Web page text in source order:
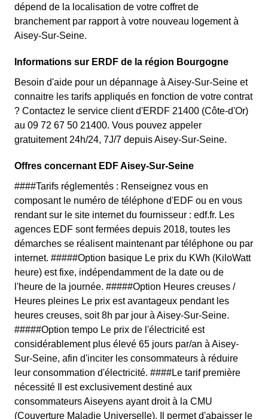
dépend de la localisation de votre coffret de
branchement par rapport à votre nouveau logement à
Aisey-Sur-Seine.
Informations sur ERDF de la région Bourgogne
Besoin d'aide pour un dépannage à Aisey-Sur-Seine et
connaitre les tarifs appliqués en fonction de votre contrat
? Contactez le service client d'ERDF 21400 (Côte-d'Or)
au 09 72 67 50 21400. Vous pouvez appeler
gratuitement 24h/24, 7J/7 depuis Aisey-Sur-Seine.
Offres concernant EDF Aisey-Sur-Seine
####Tarifs réglementés : Renseignez vous en
composant le numéro de téléphone d'EDF ou en vous
rendant sur le site internet du fournisseur : edf.fr. Les
agences EDF sont fermées depuis 2018, toutes les
démarches se réalisent maintenant par téléphone ou par
internet. #####Option basique Le prix du KWh (KiloWatt
heure) est fixe, indépendamment de la date ou de
l'heure de la journée. #####Option Heures creuses /
Heures pleines Le prix est avantageux pendant les
heures creuses, soit 8h par jour à Aisey-Sur-Seine.
#####Option tempo Le prix de l'électricité est
considérablement plus élevé 65 jours par/an à Aisey-
Sur-Seine, afin d'inciter les consommateurs à réduire
leur consommation d'électricité. ####Le tarif première
nécessité Il est exclusivement destiné aux
consommateurs Aiseyens ayant droit à la CMU
(Couverture Maladie Universelle). Il permet d'abaisser le